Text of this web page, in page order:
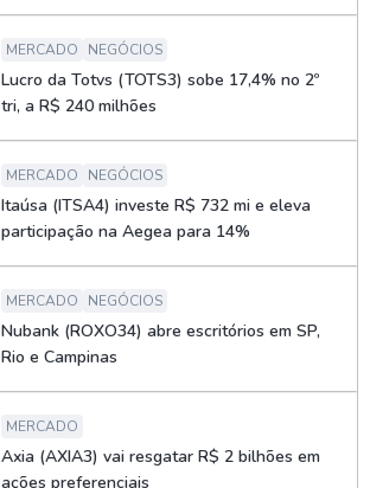
MERCADO NEGÓCIOS
Lucro da Totvs (TOTS3) sobe 17,4% no 2º
tri, a R$ 240 milhões
MERCADO NEGÓCIOS
Itaúsa (ITSA4) investe R$ 732 mi e eleva
participação na Aegea para 14%
MERCADO NEGÓCIOS
Nubank (ROXO34) abre escritórios em SP,
Rio e Campinas
MERCADO
Axia (AXIA3) vai resgatar R$ 2 bilhões em
ações preferenciais